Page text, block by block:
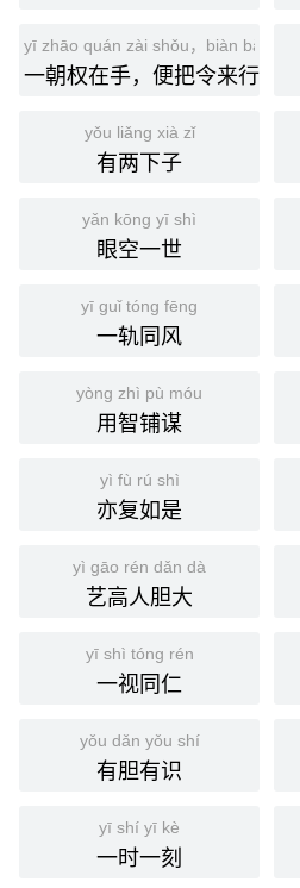
yī zhāo quán zài shǒu，biàn bǎ lìng
一朝权在手，便把令来行
yǒu liǎng xià zǐ
有两下子
yǎn kōng yī shì
眼空一世
yī guǐ tóng fēng
一轨同风
yòng zhì pù móu
用智铺谋
yì fù rú shì
亦复如是
yì gāo rén dǎn dà
艺高人胆大
yī shì tóng rén
一视同仁
yǒu dǎn yǒu shí
有胆有识
yī shí yī kè
一时一刻